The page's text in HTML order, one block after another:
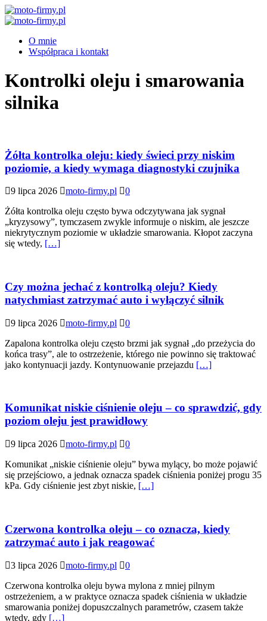
O mnie
Współpraca i kontakt
Kontrolki oleju i smarowania
silnika
Żółta kontrolka oleju: kiedy świeci przy niskim
poziomie, a kiedy wymaga diagnostyki czujnika
9 lipca 2026 moto-firmy.pl
0
Żółta kontrolka oleju często bywa odczytywana jak sygnał
„kryzysowy”, tymczasem zwykle informuje o niskim, ale jeszcze
niekrytycznym poziomie w układzie smarowania. Kłopot zaczyna
się wtedy, […]
Czy można jechać z kontrolką oleju? Kiedy
natychmiast zatrzymać auto i wyłączyć silnik
9 lipca 2026 moto-firmy.pl
0
Zapalona kontrolka oleju często brzmi jak sygnał „do przeżycia do
końca trasy”, ale to ostrzeżenie, którego nie powinno się traktować
jako kontynuacji jazdy. Kontynuowanie przejazdu […]
Komunikat niskie ciśnienie oleju – co sprawdzić, gdy
poziom oleju jest prawidłowy
9 lipca 2026 moto-firmy.pl
0
Komunikat „niskie ciśnienie oleju” bywa mylący, bo może pojawić
się przejściowo, a jednak oznacza spadek ciśnienia poniżej progu 35
kPa. Gdy ciśnienie jest zbyt niskie, […]
Czerwona kontrolka oleju – co oznacza, kiedy
zatrzymać auto i jak reagować
3 lipca 2026 moto-firmy.pl
0
Czerwona kontrolka oleju bywa mylona z mniej pilnym
ostrzeżeniem, a w praktyce oznacza spadek ciśnienia w układzie
smarowania poniżej dopuszczalnych parametrów, czasem także
wtedy, gdy […]